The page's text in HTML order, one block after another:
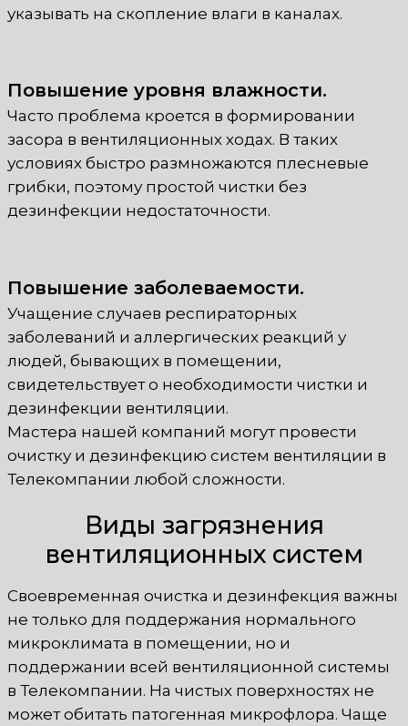
указывать на скопление влаги в каналах.
Повышение уровня влажности.
Часто проблема кроется в формировании
засора в вентиляционных ходах. В таких
условиях быстро размножаются плесневые
грибки, поэтому простой чистки без
дезинфекции недостаточности.
Повышение заболеваемости.
Учащение случаев респираторных
заболеваний и аллергических реакций у
людей, бывающих в помещении,
свидетельствует о необходимости чистки и
дезинфекции вентиляции.
Мастера нашей компаний могут провести
очистку и дезинфекцию систем вентиляции в
Телекомпании любой сложности.
Виды загрязнения
вентиляционных систем
Своевременная очистка и дезинфекция важны
не только для поддержания нормального
микроклимата в помещении, но и
поддержании всей вентиляционной системы
в Телекомпании. На чистых поверхностях не
может обитать патогенная микрофлора. Чаще